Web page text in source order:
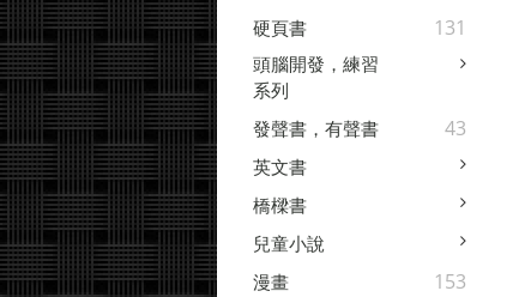
硬頁書 131
頭腦開發，練習
系列
發聲書，有聲書
43
英文書
橋樑書
兒童小說
漫畫
153